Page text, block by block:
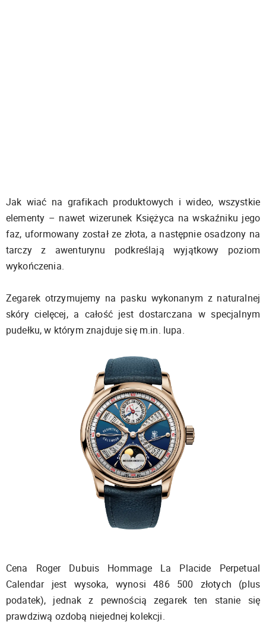
Jak wiać na grafikach produktowych i wideo, wszystkie
elementy – nawet wizerunek Księżyca na wskaźniku jego
faz, uformowany został ze złota, a następnie osadzony na
tarczy z awenturynu podkreślają wyjątkowy poziom
wykończenia.
Zegarek otrzymujemy na pasku wykonanym z naturalnej
skóry cielęcej, a całość jest dostarczana w specjalnym
pudełku, w którym znajduje się m.in. lupa.
Cena Roger Dubuis Hommage La Placide Perpetual
Calendar jest wysoka, wynosi 486 500 złotych (plus
podatek), jednak z pewnością zegarek ten stanie się
prawdziwą ozdobą niejednej kolekcji.